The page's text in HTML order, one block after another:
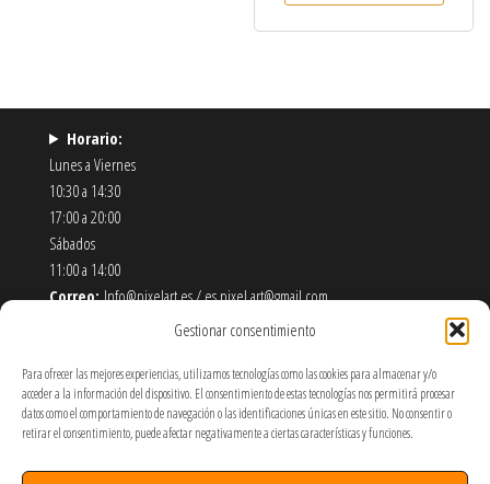
Gestionar consentimiento
Para ofrecer las mejores experiencias, utilizamos tecnologías como las cookies para almacenar y/o
acceder a la información del dispositivo. El consentimiento de estas tecnologías nos permitirá procesar
datos como el comportamiento de navegación o las identificaciones únicas en este sitio. No consentir o
retirar el consentimiento, puede afectar negativamente a ciertas características y funciones.
Horario:
Lunes a Viernes
10:30 a 14:30
17:00 a 20:00
Sábados
11:00 a 14:00
Correo:Info@pixelart.es / es.pixel.art@gmail.com
910 56 55 72
Móstoles-Madrid
Política de Envíos y Devoluciones